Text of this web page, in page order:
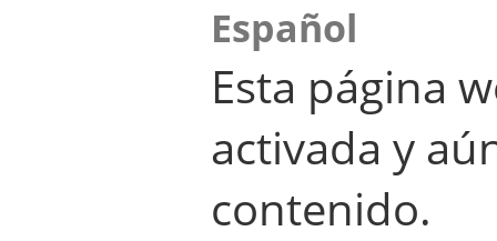
Español
Esta página
activada y
contenido.